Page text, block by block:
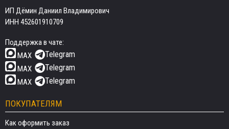
ИП Дёмин Даниил Владимирович
ИНН 452601910709
Поддержка в чате:
MAX
Telegram
MAX Telegram
MAX Telegram
ПОКУПАТЕЛЯМ
Как оформить заказ